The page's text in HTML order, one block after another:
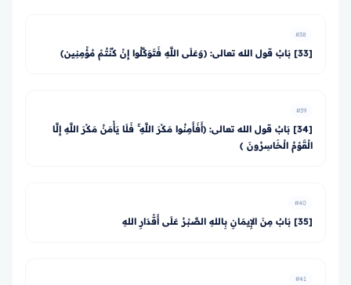
#38
[33] بَابُ قول الله تعالى: ﴿وَعَلَى اللَّهِ فَتَوَكَّلُوا إِنْ كُنْتُمْ مُؤْمِنِين﴾
#39
[34] بَابُ قول الله تعالى: ﴿أَفَأَمِنُوا مَكْرَ اللَّهِ ۚ فَلَا يَأْمَنُ مَكْرَ اللَّهِ إِلَّا
الْقَوْمُ الْخَاسِرُونَ ﴾
#40
[35] بَابٌ مِنَ الإِيمَانِ بِاللهِ الصَّبْرُ عَلَى أَقْدَارِ اللهِ
#41